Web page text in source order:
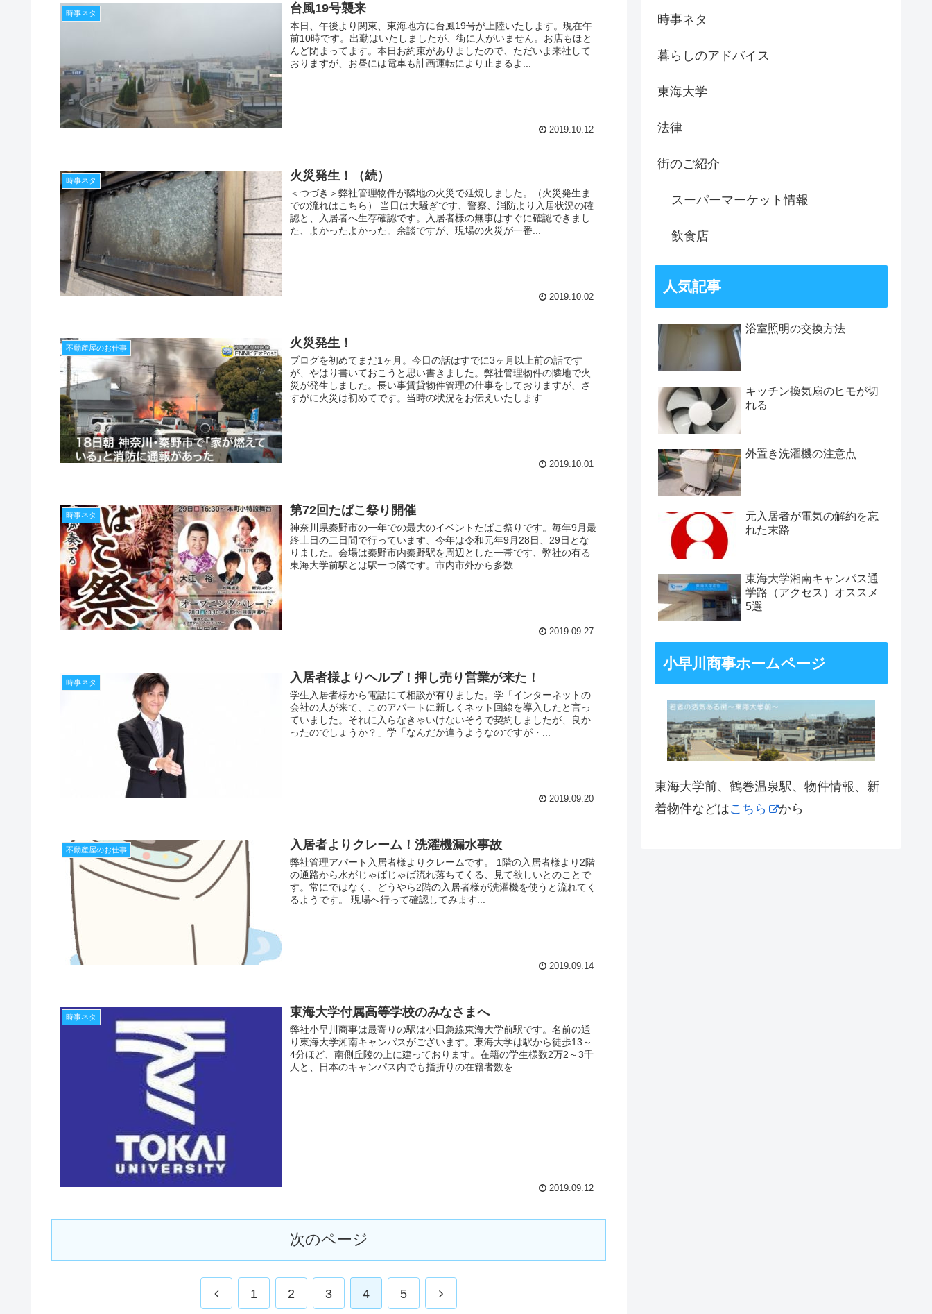
時事ネタ 台風19号襲来
本日、午後より関東、東海地方に台風19号が上陸いたします。現在午
前10時です。出勤はいたしましたが、街に人がいません。お店もほと
んど閉まってます。本日お約束がありましたので、ただいま来社して
おりますが、お昼には電車も計画運転により止まるよ...
2019.10.12
時事ネタ 火災発生！（続）
＜つづき＞弊社管理物件が隣地の火災で延焼しました。（火災発生ま
での流れはこちら） 当日は大騒ぎです、警察、消防より入居状況の確
認と、入居者へ生存確認です。入居者様の無事はすぐに確認できまし
た、よかったよかった。余談ですが、現場の火災が一番...
2019.10.02
不動産屋のお仕事 火災発生！
ブログを初めてまだ1ヶ月。今日の話はすでに3ヶ月以上前の話です
が、やはり書いておこうと思い書きました。弊社管理物件の隣地で火
災が発生しました。長い事賃貸物件管理の仕事をしておりますが、さ
すがに火災は初めてです。当時の状況をお伝えいたします...
2019.10.01
時事ネタ 第72回たばこ祭り開催
神奈川県秦野市の一年での最大のイベントたばこ祭りです。毎年9月最
終土日の二日間で行っています、今年は令和元年9月28日、29日とな
りました。会場は秦野市内秦野駅を周辺とした一帯です、弊社の有る
東海大学前駅とは駅一つ隣です。市内市外から多数...
2019.09.27
時事ネタ 入居者様よりヘルプ！押し売り営業が来た！
学生入居者様から電話にて相談が有りました。学「インターネットの
会社の人が来て、このアパートに新しくネット回線を導入したと言っ
ていました。それに入らなきゃいけないそうで契約しましたが、良か
ったのでしょうか？」学「なんだか違うようなのですが・...
2019.09.20
不動産屋のお仕事 入居者よりクレーム！洗濯機漏水事故
弊社管理アパート入居者様よりクレームです。 1階の入居者様より2階
の通路から水がじゃばじゃば流れ落ちてくる、見て欲しいとのことで
す。常にではなく、どうやら2階の入居者様が洗濯機を使うと流れてく
るようです。 現場へ行って確認してみます...
2019.09.14
時事ネタ 東海大学付属高等学校のみなさまへ
弊社小早川商事は最寄りの駅は小田急線東海大学前駅です。名前の通
り東海大学湘南キャンパスがございます。東海大学は駅から徒歩13～
4分ほど、南側丘陵の上に建っております。在籍の学生様数2万2～3千
人と、日本のキャンパス内でも指折りの在籍者数を...
2019.09.12
次のページ
1 2 3 4 5
時事ネタ
暮らしのアドバイス
東海大学
法律
街のご紹介
スーパーマーケット情報
飲食店
人気記事
浴室照明の交換方法
キッチン換気扇のヒモが切
れる
外置き洗濯機の注意点
元入居者が電気の解約を忘
れた末路
東海大学湘南キャンパス通
学路（アクセス）オススメ
5選
小早川商事ホームページ
東海大学前、鶴巻温泉駅、物件情報、新
着物件などはこちら から